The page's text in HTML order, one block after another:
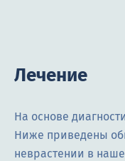
Лечение
На основе
Ниже приведены
неврастении в